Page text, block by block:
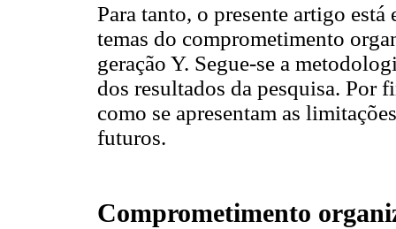
Para tanto, o presente artigo
temas do comprometimento
geração Y. Segue-se a
dos resultados da pesquisa. Por
como se apresentam as
futuros.
Comprometimento